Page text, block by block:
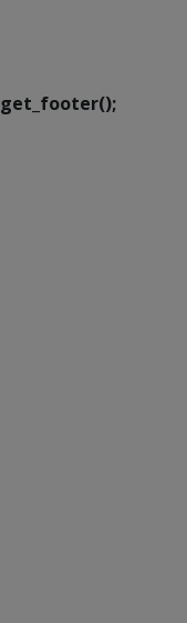
get_footer();